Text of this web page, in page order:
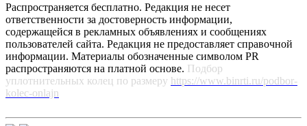
Распространяется бесплатно. Редакция не несет
ответственности за достоверность информации,
содержащейся в рекламных объявлениях и сообщениях
пользователей сайта. Редакция не предоставляет справочной
информации. Материалы обозначенные символом PR
распространяются на платной основе. Подбор
уплотнительных колец по размеру https://www.binrti.ru/podbor-
kolec-onlajn